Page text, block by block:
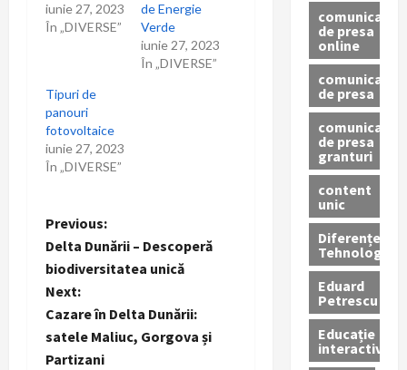
iunie 27, 2023
În „DIVERSE”
de Energie
Verde
iunie 27, 2023
În „DIVERSE”
Tipuri de
panouri
fotovoltaice
iunie 27, 2023
În „DIVERSE”
P
o
s
t
Previous:
Delta Dunării – Descoperă
biodiversitatea unică
Next:
Cazare în Delta Dunării:
satele Maliuc, Gorgova și
Partizani
comunicat
de presa
online
comunicate
de presa
comunicate
de presa
granturi
content
unic
Diferențe
Tehnologice
Eduard
Petrescu
Educație
interactivă